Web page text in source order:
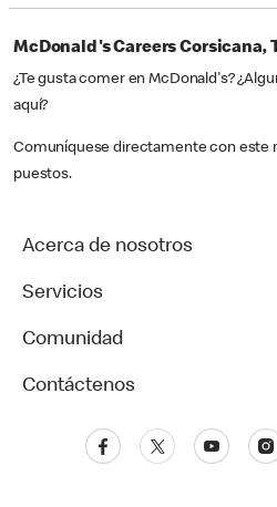
McDonald's Careers Corsicana,
¿Te gusta comer en McDonald's?
aquí?
Comuníquese directamente con este
puestos.
Acerca de nosotros
Servicios
Comunidad
Contáctenos